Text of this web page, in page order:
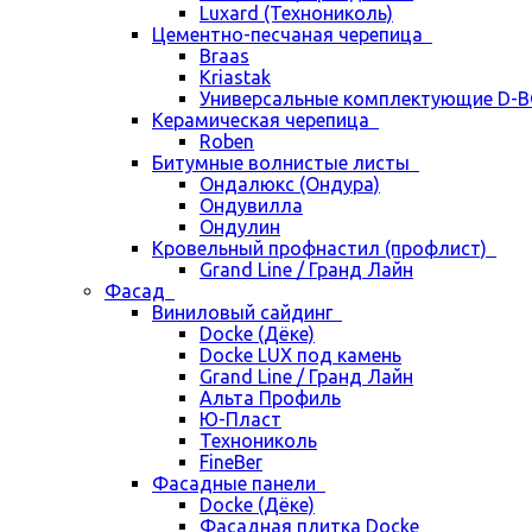
Luxard (Технониколь)
Цементно-песчаная черепица
Braas
Kriastak
Универсальные комплектующие D-
Керамическая черепица
Roben
Битумные волнистые листы
Ондалюкс (Ондура)
Ондувилла
Ондулин
Кровельный профнастил (профлист)
Grand Line / Гранд Лайн
Фасад
Виниловый сайдинг
Docke (Дёке)
Docke LUX под камень
Grand Line / Гранд Лайн
Альта Профиль
Ю-Пласт
Технониколь
FineBer
Фасадные панели
Docke (Дёке)
Фасадная плитка Docke